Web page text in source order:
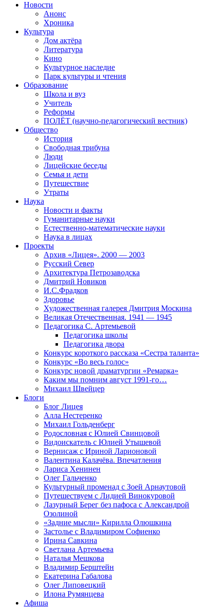
Новости
Анонс
Хроника
Культура
Дом актёра
Литература
Кино
Культурное наследие
Парк культуры и чтения
Образование
Школа и вуз
Учитель
Реформы
ПОЛЁТ (научно-педагогический вестник)
Общество
История
Свободная трибуна
Люди
Лицейские беседы
Семья и дети
Путешествие
Утраты
Наука
Новости и факты
Гуманитарные науки
Естественно-математические науки
Наука в лицах
Проекты
Архив «Лицея». 2000 — 2003
Русский Север
Архитектура Петрозаводска
Дмитрий Новиков
И.С.Фрадков
Здоровье
Художественная галерея Дмитрия Москина
Великая Отечественная. 1941 — 1945
Педагогика С. Артемьевой
Педагогика школы
Педагогика двора
Конкурс короткого рассказа «Сестра таланта»
Конкурс «Во весь голос»
Конкурс новой драматургии «Ремарка»
Каким мы помним август 1991-го…
Михаил Швейцер
Блоги
Блог Лицея
Алла Нестеренко
Михаил Гольденберг
Родословная с Юлией Свинцовой
Видоискатель с Юлией Утышевой
Вернисаж с Ириной Ларионовой
Валентина Калачёва. Впечатления
Лариса Хенинен
Олег Гальченко
Культурный променад с Зоей Арнаутовой
Путешествуем с Лидией Винокуровой
Лазурный Берег без пафоса с Александрой
Озолиной
«Задние мысли» Кирилла Олюшкина
Застолье с Владимиром Софиенко
Ирина Савкина
Светлана Артемьева
Наталья Мешкова
Владимир Берштейн
Екатерина Габалова
Олег Липовецкий
Илона Румянцева
Афиша